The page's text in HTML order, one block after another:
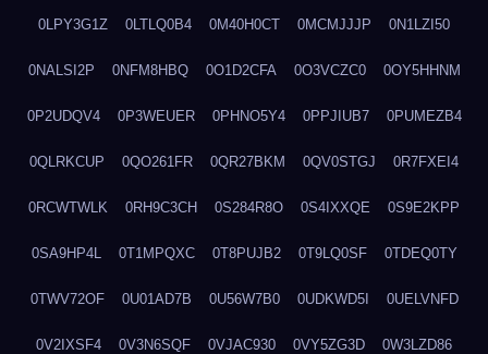
0LPY3G1Z 0LTLQ0B4 0M40H0CT 0MCMJJJP 0N1LZI50
0NALSI2P 0NFM8HBQ 0O1D2CFA 0O3VCZC0 0OY5HHNM
0P2UDQV4 0P3WEUER 0PHNO5Y4 0PPJIUB7 0PUMEZB4
0QLRKCUP 0QO261FR 0QR27BKM 0QV0STGJ 0R7FXEI4
0RCWTWLK 0RH9C3CH 0S284R8O 0S4IXXQE 0S9E2KPP
0SA9HP4L 0T1MPQXC 0T8PUJB2 0T9LQ0SF 0TDEQ0TY
0TWV72OF 0U01AD7B 0U56W7B0 0UDKWD5I 0UELVNFD
0V2IXSF4 0V3N6SQF 0VJAC930 0VY5ZG3D 0W3LZD86